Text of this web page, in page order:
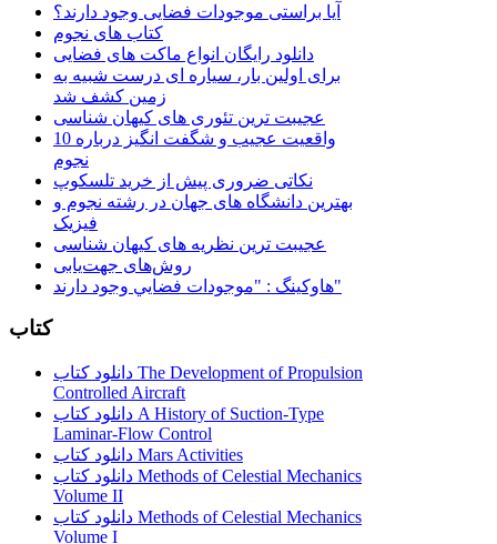
آیا براستی موجودات فضایی وجود دارند؟
کتاب های نجوم
دانلود رایگان انواع ماکت های فضایی
برای اولین بار، سیاره ای درست شبیه به
زمین کشف شد
عجیبت ترین تئوری های کیهان شناسی
10 واقعیت عجیب و شگفت انگیز درباره
نجوم
نکاتی ضروری پیش از خرید تلسکوپ
بهترین دانشگاه های جهان در رشته نجوم و
فیزیک
عجیبت ترین نظریه های کیهان شناسی
روش‌های جهت‌یابی
هاوكينگ : "موجودات فضايي وجود دارند"
کتاب
دانلود کتاب The Development of Propulsion
Controlled Aircraft
دانلود کتاب A History of Suction-Type
Laminar-Flow Control
دانلود کتاب Mars Activities
دانلود کتاب Methods of Celestial Mechanics
Volume II
دانلود کتاب Methods of Celestial Mechanics
Volume I